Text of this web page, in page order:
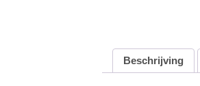
Beschrijving